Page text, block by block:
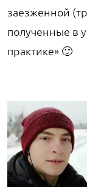
заезженной
полученные в
практике» 🙂